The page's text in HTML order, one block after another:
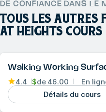
DE CONFIANCE DANS LE
TOUS LES AUTRES
AT HEIGHTS COURS
Walking Working
4.4 $de 46.00
En
Détails du cours